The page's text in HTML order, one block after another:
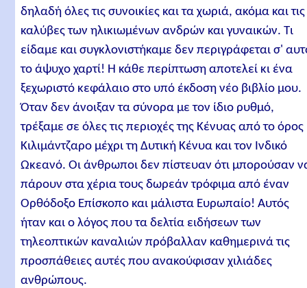
δηλαδή όλες τις συνοικίες και τα χωριά, ακόμα και τις
καλύβες των ηλικιωμένων ανδρών και γυναικών. Τι
είδαμε και συγκλονιστήκαμε δεν περιγράφεται σ'
το άψυχο χαρτί! Η κάθε περίπτωση αποτελεί κι ένα
ξεχωριστό κεφάλαιο στο υπό έκδοση νέο βιβλίο μου.
Όταν δεν άνοιξαν τα σύνορα με τον ίδιο ρυθμό,
τρέξαμε σε όλες τις περιοχές της Κένυας από το όρος
Κιλιμάντζαρο μέχρι τη Δυτική Κένυα και τον Ινδικό
Ωκεανό. Οι άνθρωποι δεν πίστευαν ότι μπορούσαν
πάρουν στα χέρια τους δωρεάν τρόφιμα από έναν
Ορθόδοξο Επίσκοπο και μάλιστα Ευρωπαίο! Αυτός
ήταν και ο λόγος που τα δελτία ειδήσεων των
τηλεοπτικών καναλιών πρόβαλλαν καθημερινά τις
προσπάθειες αυτές που ανακούφισαν χιλιάδες
ανθρώπους.